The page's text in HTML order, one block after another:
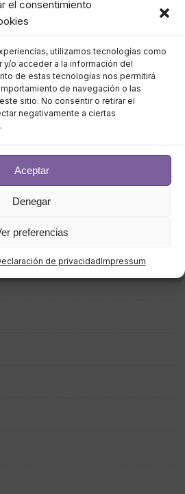
el consentimiento
utilizamos tecnologías como
y/o acceder a la información del
de estas tecnologías nos permitirá
de navegación o las
sitio. No consentir o retirar el
negativamente a ciertas
Aceptar
Denegar
preferencias
de privacidadImpressum